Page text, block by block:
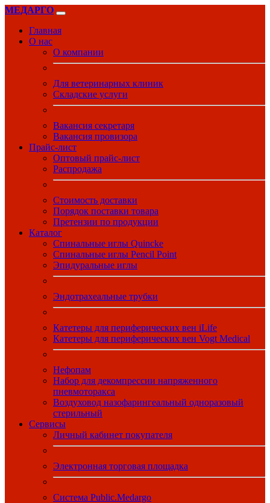
МЕДАРГО
Главная
О нас
О компании
Для ветеринарных клиник
Складские услуги
Вакансия секретаря
Вакансия провизора
Прайс-лист
Оптовый прайс-лист
Распродажа
Стоимость доставки
Порядок поставки товара
Претензии по продукции
Каталог
Спинальные иглы Quincke
Спинальные иглы Pencil Point
Эпидуральные иглы
Эндотрахеальные трубки
Катетеры для периферических вен iLife
Катетеры для периферических вен Vogt Medical
Нефопам
Набор для декомпрессии напряженного
пневмоторакса
Воздуховод назофарингеальный одноразовый
стерильный
Сервисы
Личный кабинет покупателя
Электронная торговая площадка
Система Public.Medargo